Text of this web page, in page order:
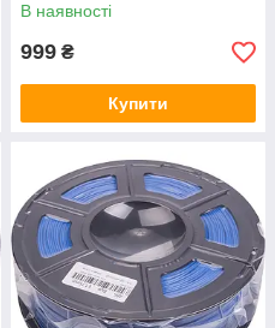
В наявності
999 ₴
Купити